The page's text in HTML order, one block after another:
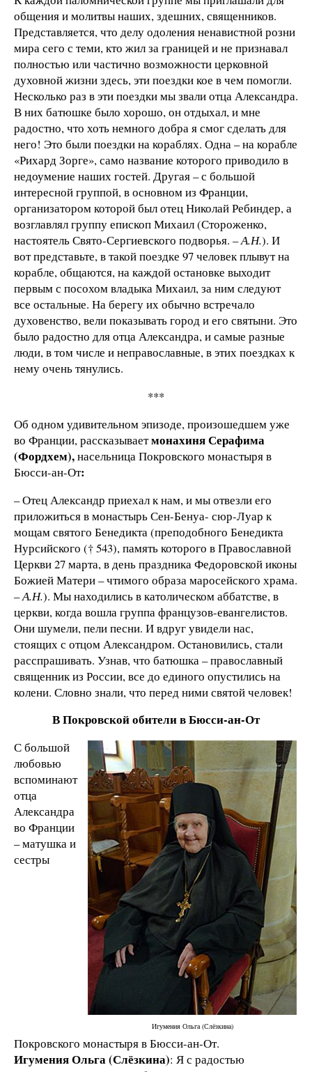
общения и молитвы наших, здешних, священников.
Представляется, что делу одоления ненавистной розни
мира сего с теми, кто жил за границей и не признавал
полностью или частично возможности церковной
духовной жизни здесь, эти поездки кое в чем помогли.
Несколько раз в эти поездки мы звали отца Александра.
В них батюшке было хорошо, он отдыхал, и мне
радостно, что хоть немного добра я смог сделать для
него! Это были поездки на кораблях. Одна – на корабле
«Рихард Зорге», само название которого приводило в
недоумение наших гостей. Другая – с большой
интересной группой, в основном из Франции,
организатором которой был отец Николай Ребиндер, а
возглавлял группу епископ Михаил (Стороженко,
настоятель Свято-Сергиевского подворья. –А.Н.). И
вот представьте, в такой поездке 97 человек плывут на
корабле, общаются, на каждой остановке выходит
первым с посохом владыка Михаил, за ним следуют
все остальные. На берегу их обычно встречало
духовенство, вели показывать город и его святыни. Это
было радостно для отца Александра, и самые разные
люди, в том числе и неправославные, в этих поездках к
нему очень тянулись.
***
Об одном удивительном эпизоде, произошедшем уже
во Франции, рассказываетмонахиня Серафима
(Фордхем),насельница Покровского монастыря в
Бюсси-ан-От:
– Отец Александр приехал к нам, и мы отвезли его
приложиться в монастырь Сен-Бенуа- сюр-Луар к
мощам святого Бенедикта (преподобного Бенедикта
Нурсийского († 543), память которого в Православной
Церкви 27 марта, в день праздника Федоровской иконы
Божией Матери – чтимого образа маросейского храма.
–А.Н.). Мы находились в католическом аббатстве, в
церкви, когда вошла группа французов-евангелистов.
Они шумели, пели песни. И вдруг увидели нас,
стоящих с отцом Александром. Остановились, стали
расспрашивать. Узнав, что батюшка – православный
священник из России, все до единого опустились на
колени. Словно знали, что перед ними святой человек!
В Покровской обители в Бюсси-ан-От
Игумения Ольга (Слёзкина)
С большой
любовью
вспоминают
отца
Александра
во Франции
– матушка и
сестры
Покровского монастыря в Бюсси-ан-От.
Игумения Ольга (Слёзкина): Я с радостью